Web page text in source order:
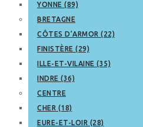
YONNE (89)
BRETAGNE
CÔTES D’ARMOR (22)
FINISTÈRE (29)
ILLE-ET-VILAINE (35)
INDRE (36)
CENTRE
CHER (18)
EURE-ET-LOIR (28)